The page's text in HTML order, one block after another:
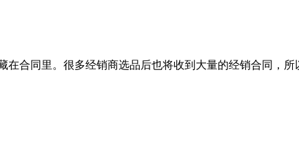
合同里。很多经销商选品后也将收到大量的经销合同，所